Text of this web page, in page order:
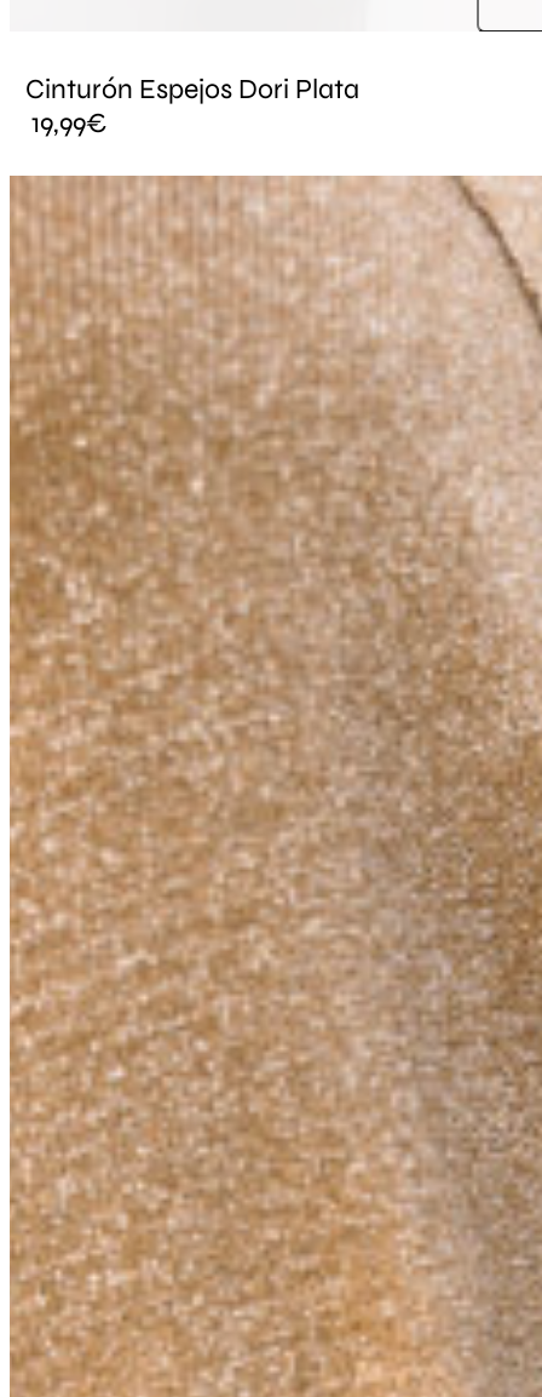
Cinturón Espejos Dori Plata
19,99€